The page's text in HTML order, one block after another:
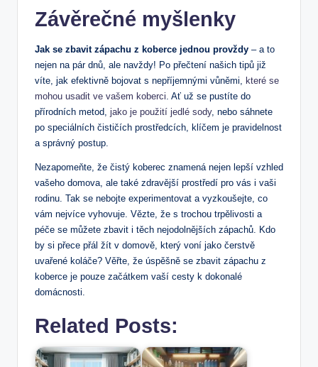
Závěrečné myšlenky
Jak se zbavit zápachu z koberce jednou provždy – a to
nejen na pár dnů, ale navždy! Po přečtení našich tipů již
víte, jak efektivně bojovat s nepříjemnými vůněmi, které se
mohou usadit ve vašem koberci . Ať už se pustíte do
přírodních metod, jako je použití jedlé sody, nebo sáhnete
po speciálních čističích prostředcích, klíčem je pravidelnost
a správný postup.
Nezapomeňte, že čistý koberec znamená nejen lepší vzhled
vašeho domova, ale také zdravější prostředí pro vás i vaši
rodinu. Tak se nebojte experimentovat a vyzkoušejte, co
vám nejvíce vyhovuje. Vězte, že s trochou trpělivosti a
péče se můžete zbavit i těch nejodolnějších zápachů. Kdo
by si přece přál žít v domově, který voní jako čerstvě
uvařené koláče? Věřte, že úspěšně se zbavit zápachu z
koberce je pouze začátkem vaší cesty k dokonalé
domácnosti.
Related Posts: